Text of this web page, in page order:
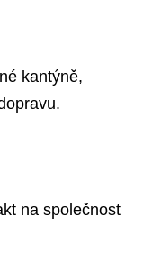
kantýně,
na společnost